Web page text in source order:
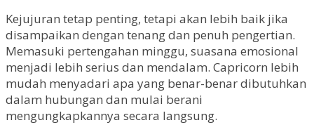
Kejujuran tetap penting, tetapi akan lebih baik jika
disampaikan dengan tenang dan penuh pengertian.
Memasuki pertengahan minggu, suasana emosional
menjadi lebih serius dan mendalam. Capricorn lebih
mudah menyadari apa yang benar-benar dibutuhkan
dalam hubungan dan mulai berani
mengungkapkannya secara langsung.